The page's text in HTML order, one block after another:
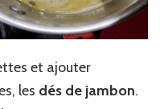
et ajouter
les dés de jambon.